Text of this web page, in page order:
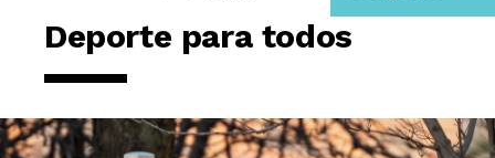
Deporte para todos